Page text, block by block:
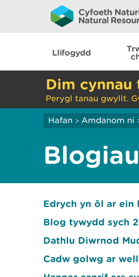
Llifogydd
Dim
Perygl tanau gwyllt.
Hafan > Amdanom ni
Blogiau
Edrych yn ôl ar
Blog tywydd sych
Dathlu Diwrnod
Cadw golwg ar